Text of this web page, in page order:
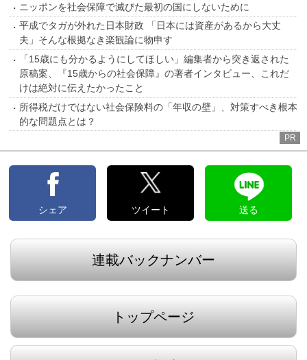
ニッポンを社会保障で滅びた最初の国にしないために
平成でタガが外れた日本財政 「日本には資産があるから大丈
夫」そんな根拠なき楽観論に物申す
「15歳にも分かるようにしてほしい」編集者から突き返された
原稿案、『15歳からの社会保障』の著者インタビュー、これだ
けは絶対に伝えたかったこと
所得税だけではない社会保険料の「年収の壁」、対策すべき根本
的な問題点とは？
PR
シェア ツイート 送る
連載バックナンバー
トップページ